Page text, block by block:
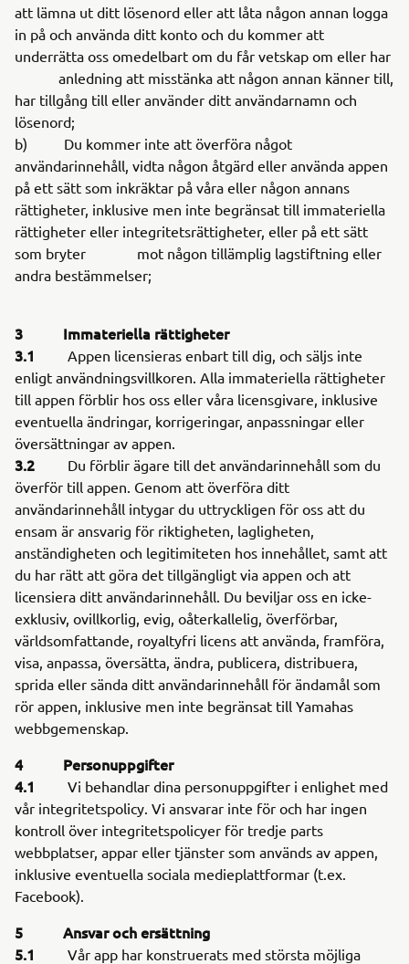
att lämna ut ditt lösenord eller att låta någon annan logga
in på och använda ditt konto och du kommer att
underrätta oss omedelbart om du får vetskap om eller har
anledning att misstänka att någon annan känner till,
har tillgång till eller använder ditt användarnamn och
lösenord;
b) Du kommer inte att överföra något
användarinnehåll, vidta någon åtgärd eller använda appen
på ett sätt som inkräktar på våra eller någon annans
rättigheter, inklusive men inte begränsat till immateriella
rättigheter eller integritetsrättigheter, eller på ett sätt
som bryter mot någon tillämplig lagstiftning eller
andra bestämmelser;
3 Immateriella rättigheter
3.1
Appen licensieras enbart till dig, och säljs inte
enligt användningsvillkoren. Alla immateriella rättigheter
till appen förblir hos oss eller våra licensgivare, inklusive
eventuella ändringar, korrigeringar, anpassningar eller
översättningar av appen.
3.2
Du förblir ägare till det användarinnehåll som du
överför till appen. Genom att överföra ditt
användarinnehåll intygar du uttryckligen för oss att du
ensam är ansvarig för riktigheten, lagligheten,
anständigheten och legitimiteten hos innehållet, samt att
du har rätt att göra det tillgängligt via appen och att
licensiera ditt användarinnehåll. Du beviljar oss en icke-
exklusiv, ovillkorlig, evig, oåterkallelig, överförbar,
världsomfattande, royaltyfri licens att använda, framföra,
visa, anpassa, översätta, ändra, publicera, distribuera,
sprida eller sända ditt användarinnehåll för ändamål som
rör appen, inklusive men inte begränsat till Yamahas
webbgemenskap.
4 Personuppgifter
4.1
Vi behandlar dina personuppgifter i enlighet med
vår integritetspolicy. Vi ansvarar inte för och har ingen
kontroll över integritetspolicyer för tredje parts
webbplatser, appar eller tjänster som används av appen,
inklusive eventuella sociala medieplattformar (t.ex.
Facebook).
5 Ansvar och ersättning
5.1
Vår app har konstruerats med största möjliga